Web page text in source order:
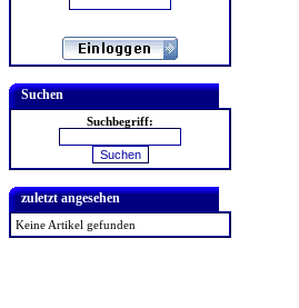
Suchen
Suchbegriff:
zuletzt angesehen
Keine Artikel gefunden